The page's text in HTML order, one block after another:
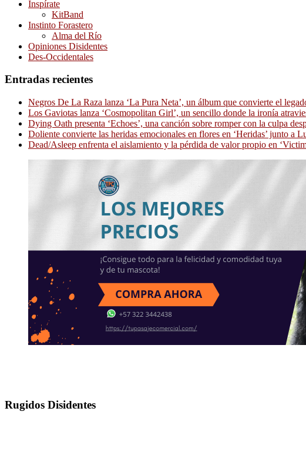
Inspírate
KitBand
Instinto Forastero
Alma del Río
Opiniones Disidentes
Des-Occidentales
Entradas recientes
Negros De La Raza lanza ‘La Pura Neta’, un álbum que convierte el
Los Gaviotas lanza ‘Cosmopolitan Girl’, un sencillo donde la ironía
Dying Oath presenta ‘Echoes’, una canción sobre romper con la culpa
Doliente convierte las heridas emocionales en flores en ‘Heridas’ junto a
Dead/Asleep enfrenta el aislamiento y la pérdida de valor propio en
Rugidos Disidentes